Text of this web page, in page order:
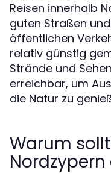
Reisen innerhalb
guten Straßen
öffentlichen
relativ günstig
Strände und
erreichbar, um
die Natur zu
Warum